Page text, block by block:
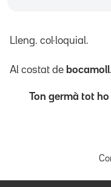
Lleng. col·loquial.
Al costat de bocamoll.
Ton germà tot